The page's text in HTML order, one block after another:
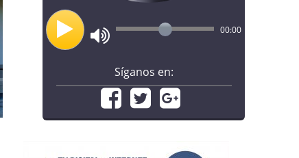
00:00
Síganos en: